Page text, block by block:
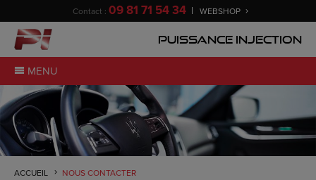
Contact : 09 81 71 54 34 WEBSHOP
Puissance Injection
MENU
ACCUEIL NOUS CONTACTER